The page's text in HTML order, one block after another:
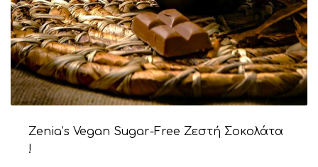
Zenia’s Vegan Sugar-Free Ζεστή Σοκολάτα
!